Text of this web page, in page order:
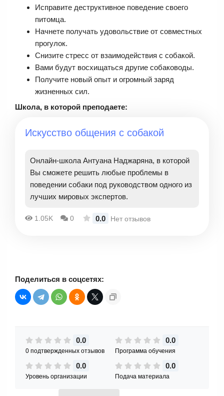
Исправите деструктивное поведение своего
питомца.
Начнете получать удовольствие от совместных
прогулок.
Снизите стресс от взаимодействия с собакой.
Вами будут восхищаться другие собаководы.
Получите новый опыт и огромный заряд
жизненных сил.
Школа, в которой преподаете:
Искусство общения с собакой
Онлайн-школа Антуана Наджаряна, в которой
Вы сможете решить любые проблемы в
поведении собаки под руководством одного из
лучших мировых экспертов.
1.05K 0 0.0 Нет отзывов
Поделиться в соцсетях:
0.0
0 подтвержденных отзывов
0.0
Программа обучения
0.0
Уровень организации
0.0
Подача материала